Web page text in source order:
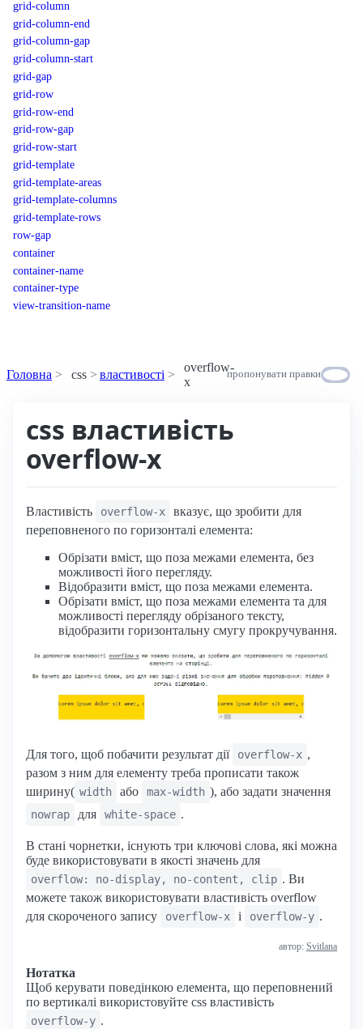
grid-column
grid-column-end
grid-column-gap
grid-column-start
grid-gap
grid-row
grid-row-end
grid-row-gap
grid-row-start
grid-template
grid-template-areas
grid-template-columns
grid-template-rows
row-gap
container
container-name
container-type
view-transition-name
Головна css властивості
overflow-
x
пропонувати правки
css властивість
overflow-x
Властивість overflow-x
вказує, що зробити для
переповненого по горизонталі елемента:
Обрізати вміст, що поза межами елемента, без
можливості його перегляду.
Відобразити вміст, що поза межами елемента.
Обрізати вміст, що поза межами елемента та для
можливості перегляду обрізаного тексту,
відобразити горизонтальну смугу прокручування.
Для того, щоб побачити результат дії overflow-x ,
разом з ним для елементу треба прописати також
ширину( width або max-width ), або задати значення
nowrap для white-space .
В стані чорнетки, існують три ключові слова, які можна
буде використовувати в якості значень для
overflow: no-display, no-content, clip . Ви
можете також використовувати властивість overflow
для скороченого запису
overflow-x i overflow-y .
автор: Svitlana
Нотатка
Щоб керувати поведінкою елемента, що переповнений
по вертикалі використовуйте css властивість
overflow-y .